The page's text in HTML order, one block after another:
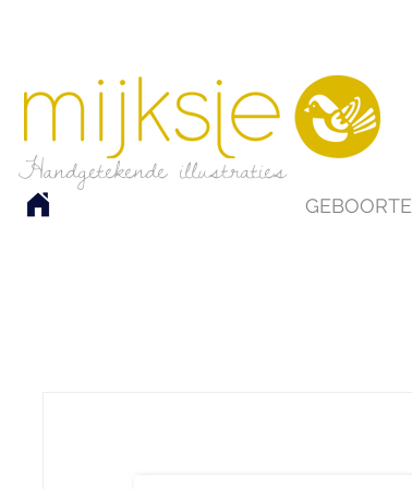
Handgetekende illustraties
GEBOORTE